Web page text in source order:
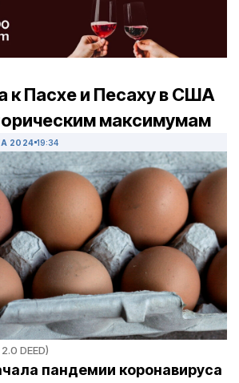
к Пасхе и Песаху в США
максимумам
2024 19:34
DEED)
пандемии коронавируса